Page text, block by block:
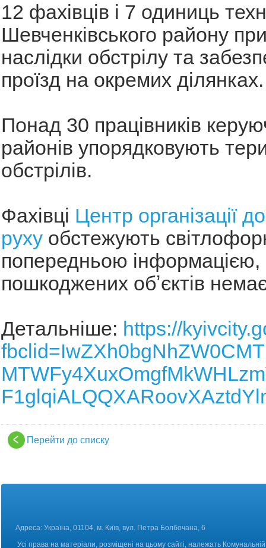
12 фахівців і 7 одиниць
Шевченківського району
наслідки обстрілу та
проїзд на окремих ділянках.
Понад 30 працівників
районів упорядковують
обстрілів.
Фахівці Центр організації
рухуобстежують
попередньою інформацією,
пошкоджених обʼєктів
Детальніше: https://
Перейти до списку
Адреса: Україна, 01104, м. Київ, вул. Петра
Усі права на матеріали, розміщені на цьому сайті, належать